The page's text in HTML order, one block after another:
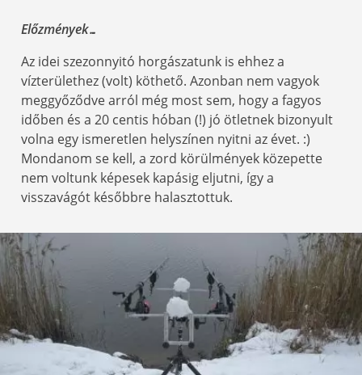
Előzmények…
Az idei szezonnyitó horgászatunk is ehhez a
vízterülethez (volt) köthető. Azonban nem vagyok
meggyőződve arról még most sem, hogy a fagyos
időben és a 20 centis hóban (!) jó ötletnek bizonyult
volna egy ismeretlen helyszínen nyitni az évet. :)
Mondanom se kell, a zord körülmények közepette
nem voltunk képesek kapásig eljutni, így a
visszavágót későbbre halasztottuk.